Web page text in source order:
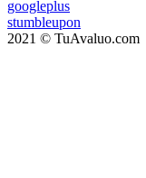
googleplus
stumbleupon
2021 © TuAvaluo.com